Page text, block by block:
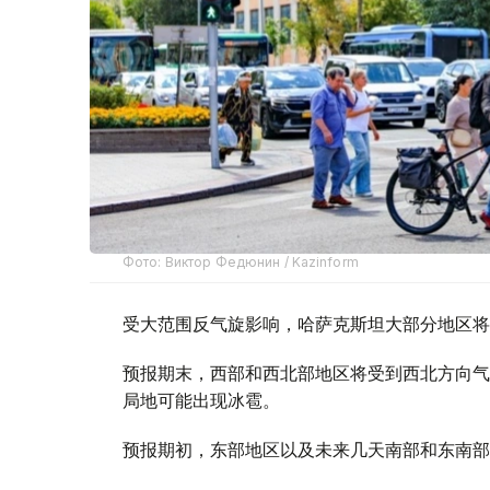
Фото: Виктор Федюнин / Kazinform
受大范围反气旋影响，哈萨克斯坦大部分地区
预报期末，西部和西北部地区将受到西北方向
局地可能出现冰雹。
预报期初，东部地区以及未来几天南部和东南